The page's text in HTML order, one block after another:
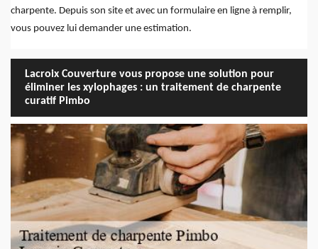
charpente. Depuis son site et avec un formulaire en ligne à remplir,
vous pouvez lui demander une estimation.
Lacroix Couverture vous propose une solution pour
éliminer les xylophages : un traitement de charpente
curatif Pimbo